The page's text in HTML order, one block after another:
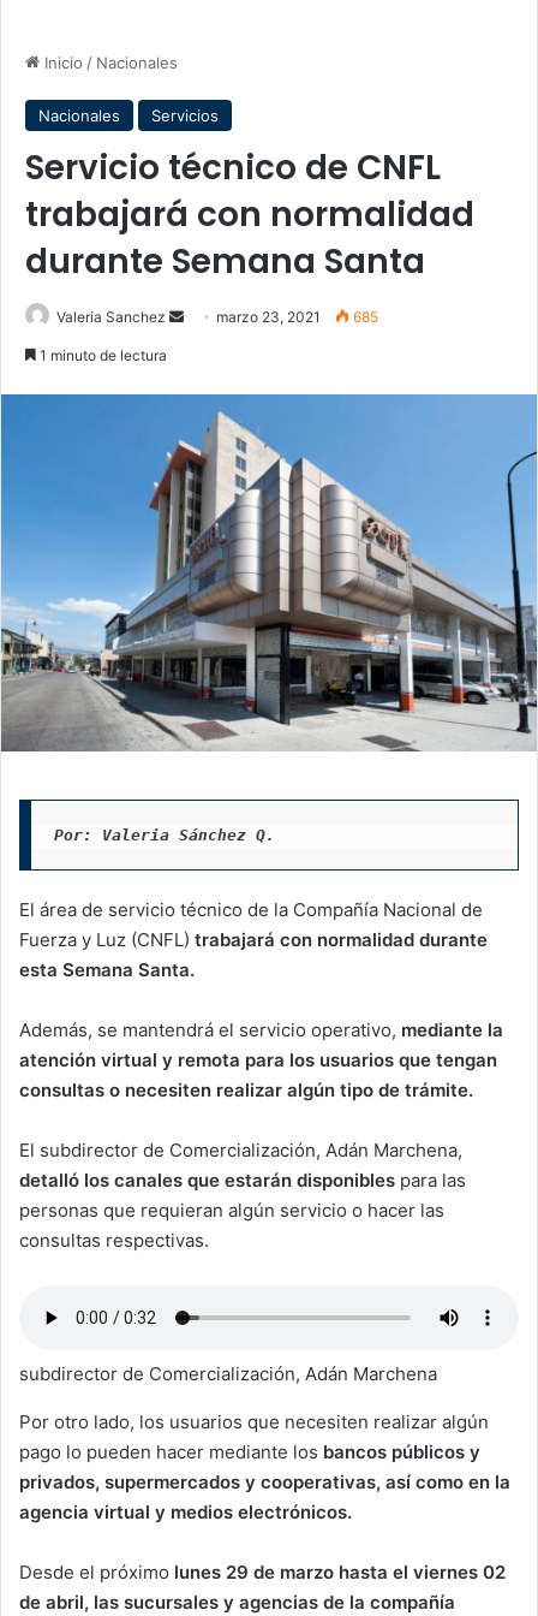
Inicio / Nacionales
Nacionales Servicios
Servicio técnico de CNFL
trabajará con normalidad
durante Semana Santa
Valeria Sanchez
Send marzo 23, 2021 685
1 minuto de lectura
Por: Valeria Sánchez Q.
El área de servicio técnico de la Compañía Nacional de
Fuerza y Luz (CNFL) trabajará con normalidad durante
esta Semana Santa.
Además, se mantendrá el servicio operativo, mediante la
atención virtual y remota para los usuarios que tengan
consultas o necesiten realizar algún tipo de trámite.
El subdirector de Comercialización, Adán Marchena,
detalló los canales que estarán disponibles para las
personas que requieran algún servicio o hacer las
consultas respectivas.
subdirector de Comercialización, Adán Marchena
Por otro lado, los usuarios que necesiten realizar algún
pago lo pueden hacer mediante los bancos públicos y
privados, supermercados y cooperativas, así como en la
agencia virtual y medios electrónicos.
Desde el próximo lunes 29 de marzo hasta el viernes 02
de abril, las sucursales y agencias de la compañía